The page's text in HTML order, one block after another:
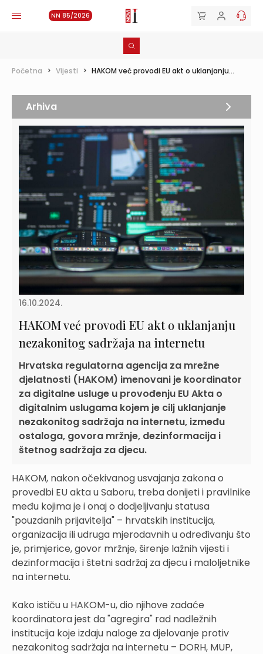
NN 85/2026
Početna > Vijesti > HAKOM već provodi EU akt o uklanjanju...
16.10.2024.
HAKOM već provodi EU akt o uklanjanju
nezakonitog sadržaja na internetu
Hrvatska regulatorna agencija za mrežne
djelatnosti (HAKOM) imenovani je koordinator
za digitalne usluge u provođenju EU Akta o
digitalnim uslugama kojem je cilj uklanjanje
nezakonitog sadržaja na internetu, između
ostaloga, govora mržnje, dezinformacija i
štetnog sadržaja za djecu.
HAKOM, nakon očekivanog usvajanja zakona o
provedbi EU akta u Saboru, treba donijeti i pravilnike
među kojima je i onaj o dodjeljivanju statusa
"pouzdanih prijavitelja" – hrvatskih institucija,
organizacija ili udruga mjerodavnih u određivanju što
je, primjerice, govor mržnje, širenje lažnih vijesti i
dezinformacija i štetni sadržaj za djecu i maloljetnike
na internetu.
Kako ističu u HAKOM-u, dio njihove zadaće
koordinatora jest da "agregira" rad nadležnih
institucija koje izdaju naloge za djelovanje protiv
nezakonitog sadržaja na internetu – DORH, MUP,
Arhiva